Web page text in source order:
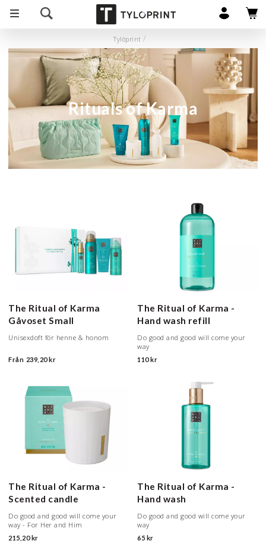
Tylöprint
Rituals of Karma
The Ritual of Karma
Gåvoset Small
Unisexdoft för henne & honom
Från 239,20 kr
The Ritual of Karma -
Hand wash refill
Do good and good will come your
way
110 kr
The Ritual of Karma -
Scented candle
Do good and good will come your
way - For Her and Him
215,20 kr
The Ritual of Karma -
Hand wash
Do good and good will come your
way
65 kr